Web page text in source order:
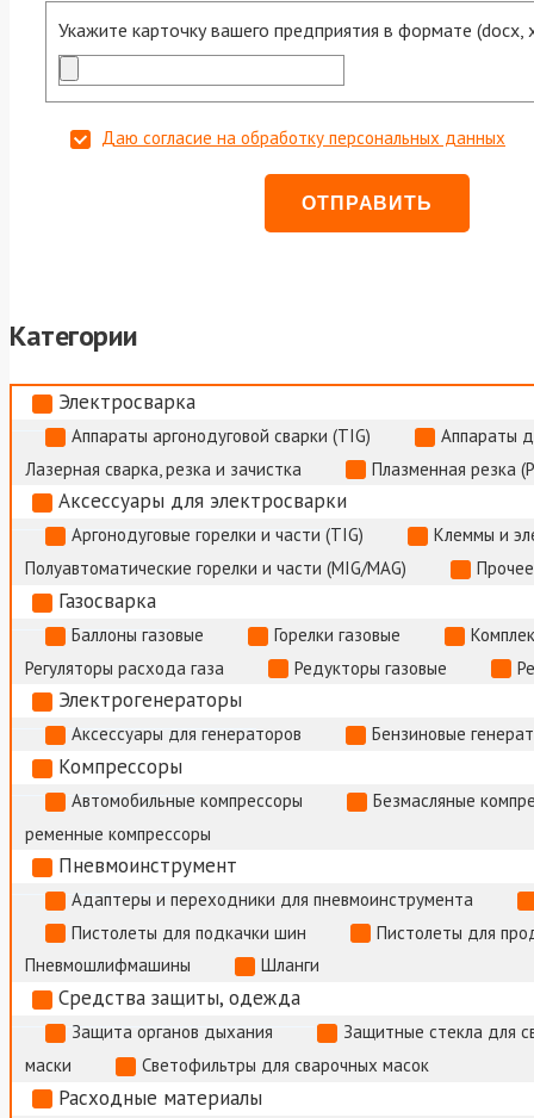
Укажите карточку вашего предприятия в формате (docx,
Даю согласие на обработку персональных данных
Категории
Электросварка
Аппараты аргонодуговой сварки (TIG)
Аппараты
Лазерная сварка, резка и зачистка
Плазменная резка
Аксессуары для электросварки
Аргонодуговые горелки и части (TIG)
Клеммы и
Полуавтоматические горелки и части (MIG/MAG)
Газосварка
Баллоны газовые Горелки газовые
Регуляторы расхода газа
Редукторы газовые
Электрогенераторы
Аксессуары для генераторов Бензиновые
Компрессоры
Автомобильные компрессоры
Безмасляные
ременные компрессоры
Пневмоинструмент
Адаптеры и переходники для пневмоинструмента
Пистолеты для подкачки шин
Пистолеты для
Пневмошлифмашины
Шланги
Средства защиты, одежда
Защита органов дыхания
Защитные стекла для
маски
Светофильтры для сварочных масок
Расходные материалы